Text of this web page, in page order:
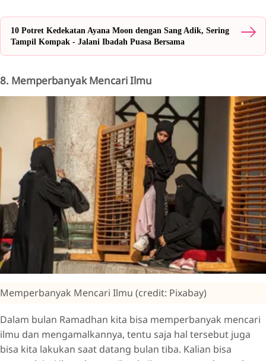
10 Potret Kedekatan Ayana Moon dengan Sang Adik, Sering
Tampil Kompak - Jalani Ibadah Puasa Bersama
8. Memperbanyak Mencari Ilmu
Memperbanyak Mencari Ilmu (credit: Pixabay)
Dalam bulan Ramadhan kita bisa memperbanyak mencari
ilmu dan mengamalkannya, tentu saja hal tersebut juga
bisa kita lakukan saat datang bulan tiba. Kalian bisa